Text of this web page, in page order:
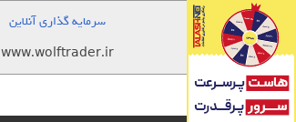
سرمایه گذاری آنلاین
www.wolftrader.ir